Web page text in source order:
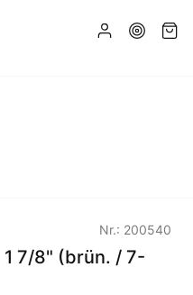
Nr.: 200540
1 7/8" (brün. / 7-